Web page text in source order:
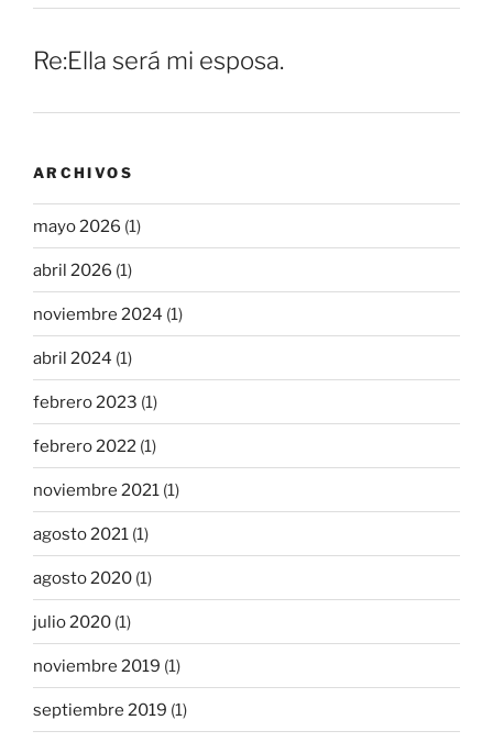
Re:Ella será mi esposa.
ARCHIVOS
mayo 2026 (1)
abril 2026 (1)
noviembre 2024 (1)
abril 2024 (1)
febrero 2023 (1)
febrero 2022 (1)
noviembre 2021 (1)
agosto 2021 (1)
agosto 2020 (1)
julio 2020 (1)
noviembre 2019 (1)
septiembre 2019 (1)